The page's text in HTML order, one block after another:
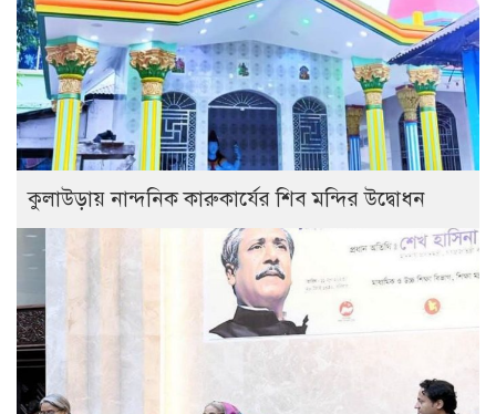
কুলাউড়ায় নান্দনিক কারুকার্যের শিব মন্দির উদ্বোধন